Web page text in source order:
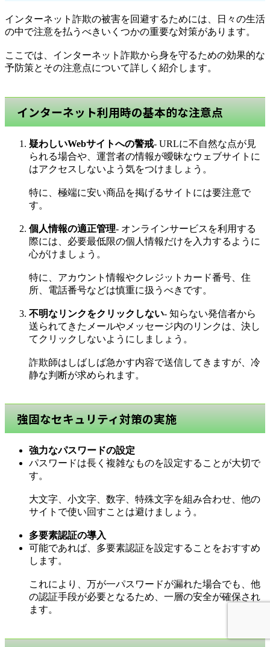
インターネット詐欺の被害を回避するためには、日々の生活
の中で注意を払うべきいくつかの重要な対策があります。
ここでは、インターネット詐欺から身を守るための効果的な
予防策とその注意点について詳しく紹介します。
インターネット利用時の基本的な注意点
疑わしいWebサイトへの警戒- URLに不自然な点が見
られる場合や、運営者の情報が曖昧なウェブサイトに
はアクセスしないよう気をつけましょう。
特に、極端に安い商品を掲げるサイトには要注意で
す。
個人情報の適正管理- オンラインサービスを利用する
際には、必要最低限の個人情報だけを入力するように
心がけましょう。
特に、アカウント情報やクレジットカード番号、住
所、電話番号などは慎重に扱うべきです。
不明なリンクをクリックしない- 知らない発信者から
送られてきたメールやメッセージ内のリンクは、決し
てクリックしないようにしましょう。
詐欺師はしばしば急かす内容で送信してきますが、冷
静な判断が求められます。
強固なセキュリティ対策の実施
強力なパスワードの設定
パスワードは長く複雑なものを設定することが大切で
す。
大文字、小文字、数字、特殊文字を組み合わせ、他の
サイトで使い回すことは避けましょう。
多要素認証の導入
可能であれば、多要素認証を設定することをおすすめ
します。
これにより、万が一パスワードが漏れた場合でも、他
の認証手段が必要となるため、一層の安全が確保され
ます。